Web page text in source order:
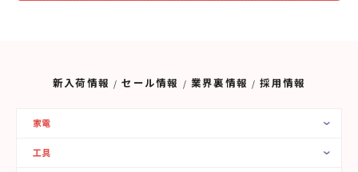
新入荷情報 セール情報 業界裏情報 採用情報
家電
工具